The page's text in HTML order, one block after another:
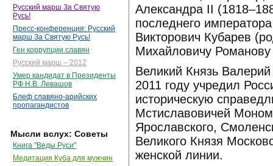
Русский марш За Святую
Русь!
Пресс-конференция: Русский
марш За Святую Русь!
Ген коррупции славян
Русский марш – 2012
Умер кандидат в Президенты
РФ Н.В. Левашов
Блеф славяно-арийских
пропагандистов
Мысли вслух: Советы
Книга "Веды Руси"
Медитация Куба для мужчин
Александра II
последнего
Викторович Кубарев
Михайловичу
Великий Князь
2011 году учредил
историческую
Мстиславовичей
Ярославского,
Великого Князя
женской линии.